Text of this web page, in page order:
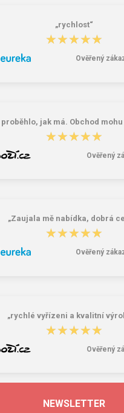
„rychlost“
★★★★★
★★★★★
Ověřený
proběhlo, jak má. Obchod
★★★★★
★★★★★
Ověřený
„Zaujala mě nabídka, dobrá
★★★★★
★★★★★
Ověřený
„rychlé vyřízeni a kvalitní
★★★★★
★★★★★
Ověřený
NEWSLETTER